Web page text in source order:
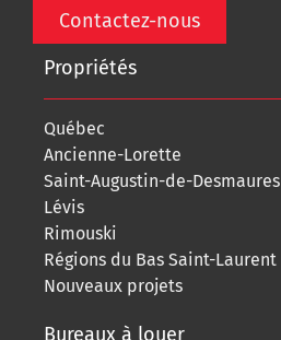
Contactez-nous
Propriétés
Québec
Ancienne-Lorette
Saint-Augustin-de-Desmaures
Lévis
Rimouski
Régions du Bas Saint-Laurent
Nouveaux projets
Bureaux à louer